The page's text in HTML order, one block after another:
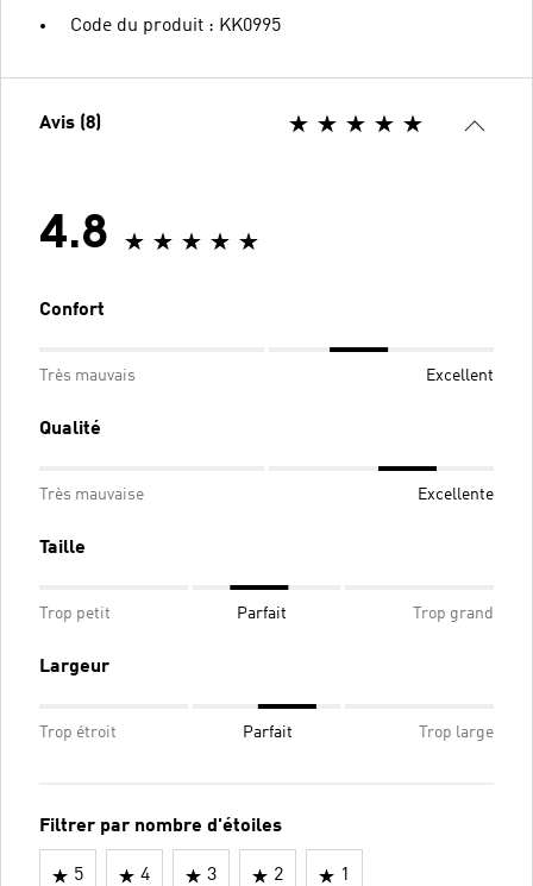
Code du produit : KK0995
Avis (8)
4.8
Confort
Très mauvais Excellent
Qualité
Très mauvaise Excellente
Taille
Trop petit Parfait Trop grand
Largeur
Trop étroit Parfait Trop large
Filtrer par nombre d'étoiles
5 4 3 2 1